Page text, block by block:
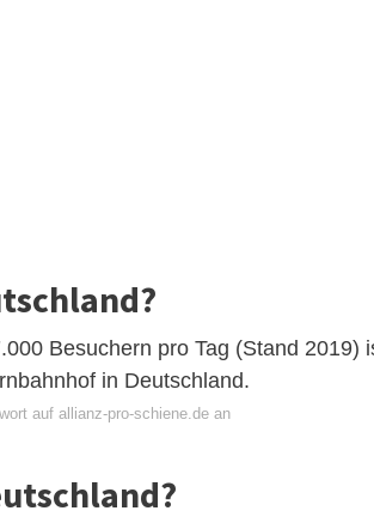
Besuchern pro Tag (Stand 2019)
in Deutschland.
auf allianz-pro-schiene.de an